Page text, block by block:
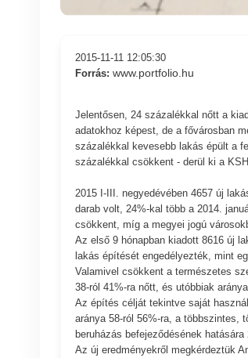
2015-11-11 12:05:30
Forrás: www.portfolio.hu
Jelentősen, 24 százalékkal nőtt a
adatokhoz képest, de a fővárosban
százalékkal kevesebb lakás épült a
százalékkal csökkent - derül ki a
2015 I-III. negyedévében 4657 új
darab volt, 24%-kal több a 2014.
csökkent, míg a megyei jogú
Az első 9 hónapban kiadott 8616 új
lakás építését engedélyezték, mint
Valamivel csökkent a természetes
38-ról 41%-ra nőtt, és utóbbiak
Az építés célját tekintve saját
aránya 58-ról 56%-ra, a többszintes,
beruházás befejeződésének hatására
Az új eredményekről megkérdeztük